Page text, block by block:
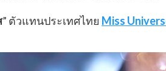
” ตัวแทนประเทศไทย Miss